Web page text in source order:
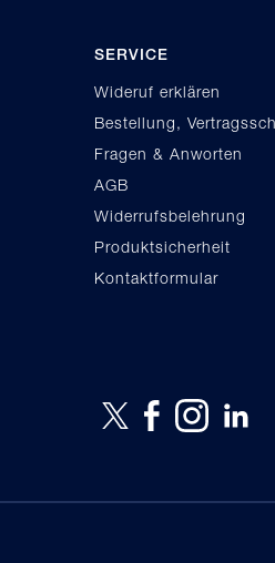
SERVICE
Wideruf erklären
Bestellung,
Fragen & Anworten
AGB
Widerrufsbelehrung
Produktsicherheit
Kontaktformular